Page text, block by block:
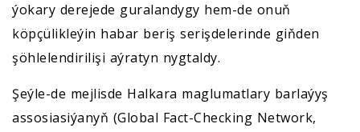
ýokary derejede guralandygy hem-de onuň
köpçülikleýin habar beriş serişdelerinde giňden
şöhlelendirilişi aýratyn nygtaldy.
Şeýle-de mejlisde Halkara maglumatlary barlaýyş
assosiasiýanyň (Global Fact-Checking Network,